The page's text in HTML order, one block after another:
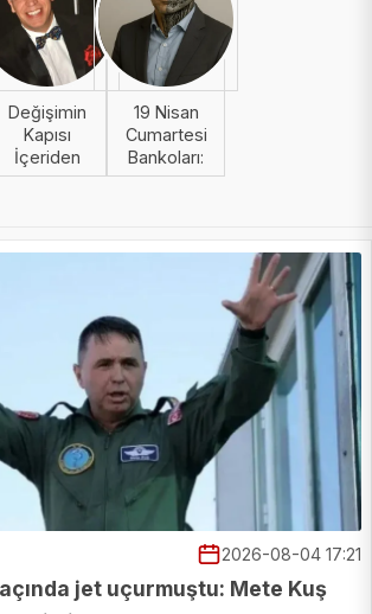
Değişimin
Kapısı
İçeriden
Nejdet
19 Nisan
Cumartesi
Bankoları:
Süper
Yapay zeka
tahmin etti
2026-08-04 17:21
jet uçurmuştu: Mete Kuş